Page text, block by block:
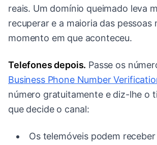
reais. Um domínio queimado leva
recuperar e a maioria das pessoas
momento em que aconteceu.
Telefones depois. Passe os
Business Phone Number
número gratuitamente e diz-lhe o
que decide o canal:
Os telemóveis podem